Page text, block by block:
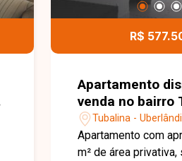
R$
Apartamento
venda no bairro
Uberlândia-MG
Tubalina -
Apartamento com
m² de área